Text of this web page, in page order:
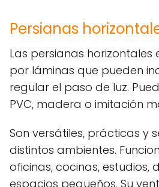
Persianas
Las persianas
por láminas que pueden
regular el paso de luz.
PVC, madera o imitación
Son versátiles, prácticas y
distintos ambientes.
oficinas, cocinas, estudios,
espacios pequeños. Su